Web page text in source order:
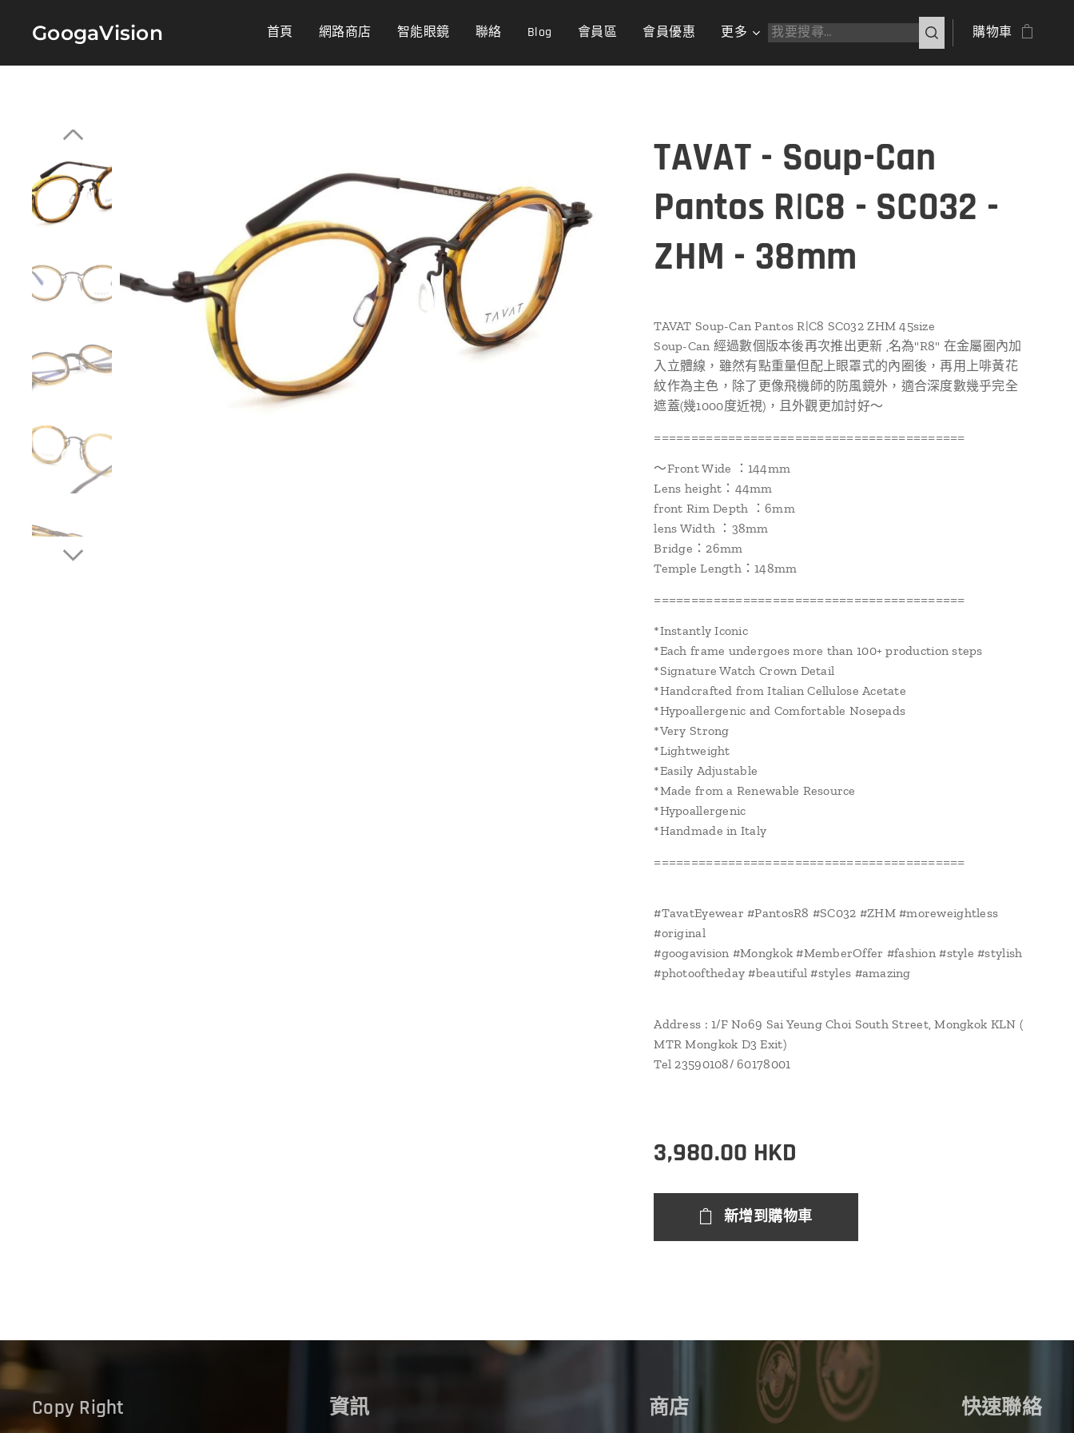
GoogaVision 首頁 網路商店 智能眼鏡 聯絡 Blog 會員區 會員優惠 更多 購物車
TAVAT - Soup-Can
Pantos R|C8 - SC032 -
ZHM - 38mm
TAVAT Soup-Can Pantos R|C8 SC032 ZHM 45size
Soup-Can 經過數個版本後再次推出更新 ,名為"R8" 在金屬圈內加
入立體線，雖然有點重量但配上眼罩式的內圈後，再用上啡黃花
紋作為主色，除了更像飛機師的防風鏡外，適合深度數幾乎完全
遮蓋(幾1000度近視)，且外觀更加討好～
==========================================
～Front Wide ：144mm
Lens height：44mm
front Rim Depth ：6mm
lens Width ：38mm
Bridge：26mm
Temple Length：148mm
==========================================
*Instantly Iconic
*Each frame undergoes more than 100+ production steps
*Signature Watch Crown Detail
*Handcrafted from Italian Cellulose Acetate
*Hypoallergenic and Comfortable Nosepads
*Very Strong
*Lightweight
*Easily Adjustable
*Made from a Renewable Resource
*Hypoallergenic
*Handmade in Italy
==========================================
#TavatEyewear #PantosR8 #SC032 #ZHM #moreweightless
#original
#googavision #Mongkok #MemberOffer #fashion #style #stylish
#photooftheday #beautiful #styles #amazing
Address : 1/F No69 Sai Yeung Choi South Street, Mongkok KLN (
MTR Mongkok D3 Exit)
Tel 23590108/ 60178001
3,980.00 HKD
新增到購物車
Copy Right 資訊 商店 快速聯絡